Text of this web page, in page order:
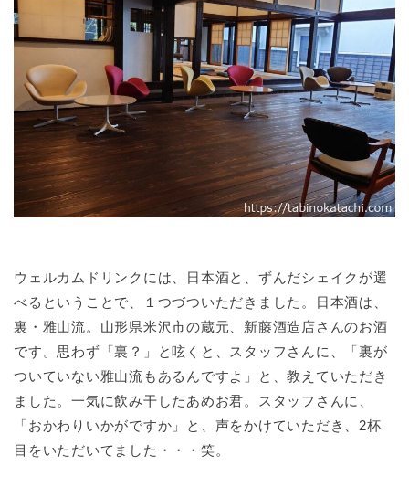
ウェルカムドリンクには、日本酒と、ずんだシェイクが選
べるということで、１つづついただきました。日本酒は、
裏・雅山流。山形県米沢市の蔵元、新藤酒造店さんのお酒
です。思わず「裏？」と呟くと、スタッフさんに、「裏が
ついていない雅山流もあるんですよ」と、教えていただき
ました。一気に飲み干したあめお君。スタッフさんに、
「おかわりいかがですか」と、声をかけていただき、2杯
目をいただいてました・・・笑。